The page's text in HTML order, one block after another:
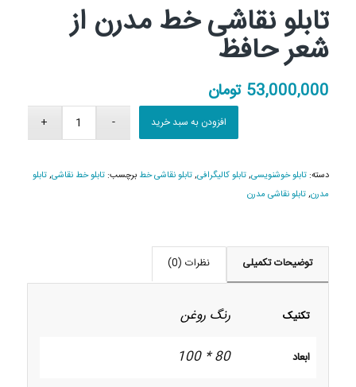
تابلو نقاشی خط مدرن از
شعر حافظ
53,000,000 تومان
افزودن به سبد خرید
دسته: تابلو خوشنویسی,تابلو کالیگرافی,تابلو نقاشی خط برچسب: تابلو خط نقاشی,تابلو
مدرن,تابلو نقاشی مدرن
توضیحات تکمیلی نظرات (0)
تکنیک رنگ روغن
ابعاد 80 * 100